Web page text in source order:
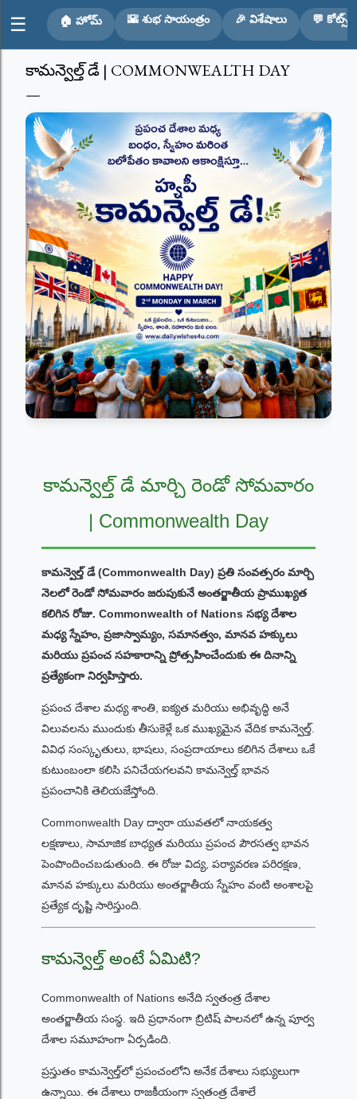
Skip to main content
☰ 🏠 హోమ్ 🌇 శుభ సాయంత్రం 🎉 విశేషాలు 💬 కోట్స్
కామన్వెల్త్ డే | COMMONWEALTH DAY
కామన్వెల్త్ డే మార్చి రెండో సోమవారం
| Commonwealth Day
కామన్వెల్త్ డే (Commonwealth Day) ప్రతి సంవత్సరం మార్చి
నెలలో రెండో సోమవారం జరుపుకునే అంతర్జాతీయ ప్రాముఖ్యత
కలిగిన రోజు. Commonwealth of Nations సభ్య దేశాల
మధ్య స్నేహం, ప్రజాస్వామ్యం, సమానత్వం, మానవ హక్కులు
మరియు ప్రపంచ సహకారాన్ని ప్రోత్సహించేందుకు ఈ దినాన్ని
ప్రత్యేకంగా నిర్వహిస్తారు.
ప్రపంచ దేశాల మధ్య శాంతి, ఐక్యత మరియు అభివృద్ధి అనే
విలువలను ముందుకు తీసుకెళ్లే ఒక ముఖ్యమైన వేదిక కామన్వెల్త్.
వివిధ సంస్కృతులు, భాషలు, సంప్రదాయాలు కలిగిన దేశాలు ఒకే
కుటుంబంలా కలిసి పనిచేయగలవని కామన్వెల్త్ భావన
ప్రపంచానికి తెలియజేస్తోంది.
Commonwealth Day ద్వారా యువతలో నాయకత్వ
లక్షణాలు, సామాజిక బాధ్యత మరియు ప్రపంచ పౌరసత్వ భావన
పెంపొందించబడుతుంది. ఈ రోజు విద్య, పర్యావరణ పరిరక్షణ,
మానవ హక్కులు మరియు అంతర్జాతీయ స్నేహం వంటి అంశాలపై
ప్రత్యేక దృష్టి సారిస్తుంది.
కామన్వెల్త్ అంటే ఏమిటి?
Commonwealth of Nations అనేది స్వతంత్ర దేశాల
అంతర్జాతీయ సంస్థ. ఇది ప్రధానంగా బ్రిటిష్ పాలనలో ఉన్న పూర్వ
దేశాల సమూహంగా ఏర్పడింది.
ప్రస్తుతం కామన్వెల్త్‌లో ప్రపంచంలోని అనేక దేశాలు సభ్యులుగా
ఉన్నాయి. ఈ దేశాలు రాజకీయంగా స్వతంత్ర దేశాలే